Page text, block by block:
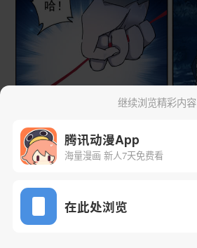
继续浏览精彩内容
腾讯动漫App
海量漫画 新人7天免费看
在此处浏览